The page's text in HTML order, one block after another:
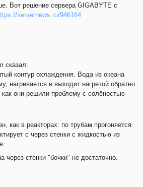
Вот решение сервера GIGABYTE с
servernews.ru/946164
сказал:
контур охлаждения. Вода из океана
нагревается и выходит нагретой обратно
как они решили проблему с солёностью
как в реакторах: по трубам прогоняется
с через стенки с жидкостью из
через стенки "бочки" не достаточно.